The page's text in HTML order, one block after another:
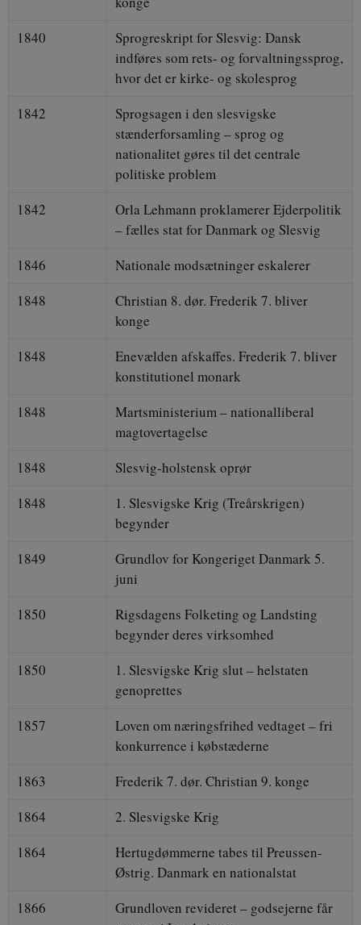
1840
Sprogreskript for Slesvig: Dansk
indføres som rets- og forvaltningssprog,
hvor det er kirke- og skolesprog
1842
Sprogsagen i den slesvigske
stænderforsamling – sprog og
nationalitet gøres til det centrale
politiske problem
1842
Orla Lehmann proklamerer Ejderpolitik
– fælles stat for Danmark og Slesvig
1846
Nationale modsætninger eskalerer
1848
Christian 8. dør. Frederik 7. bliver
konge
1848
Enevælden afskaffes. Frederik 7. bliver
konstitutionel monark
1848
Martsministerium – nationalliberal
magtovertagelse
1848
Slesvig-holstensk oprør
1848
1. Slesvigske Krig (Treårskrigen)
begynder
1849
Grundlov for Kongeriget Danmark 5.
juni
1850
Rigsdagens Folketing og Landsting
begynder deres virksomhed
1850
1. Slesvigske Krig slut – helstaten
genoprettes
1857
Loven om næringsfrihed vedtaget – fri
konkurrence i købstæderne
1863
Frederik 7. dør. Christian 9. konge
1864
2. Slesvigske Krig
1864
Hertugdømmerne tabes til Preussen-
Østrig. Danmark en nationalstat
1866
Grundloven revideret – godsejerne får
Hjemmesiden kan ikke fungerer uden disse
Udbyder / Domæne
be_typo_user
TYPO3 Association
.danmarkshistorien.dk
.spotify.com
.nr-data.net
CookieScriptConsent
CookieScript
XSRF-TOKEN danmarkshistoriendk.h5p.com
__cf_bm
Cloudflare Inc.
Udbyder / Domæne
Udbyder / Domæne
Udløb